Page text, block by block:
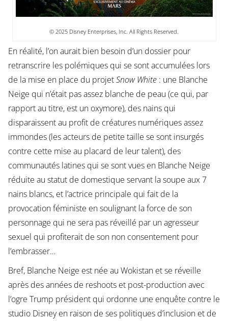
© 2025 Disney Enterprises, Inc. All Rights Reserved.
En réalité, l’on aurait bien besoin d’un dossier pour
retranscrire les polémiques qui se sont accumulées lors
de la mise en place du projetSnow White: une Blanche
Neige qui n’était pas assez blanche de peau (ce qui, par
rapport au titre, est un oxymore), des nains qui
disparaissent au profit de créatures numériques assez
immondes (les acteurs de petite taille se sont insurgés
contre cette mise au placard de leur talent), des
communautés latines qui se sont vues en Blanche Neige
réduite au statut de domestique servant la soupe aux 7
nains blancs, et l’actrice principale qui fait de la
provocation féministe en soulignant la force de son
personnage qui ne sera pas réveillé par un agresseur
sexuel qui profiterait de son non consentement pour
l’embrasser…
Bref, Blanche Neige est née au Wokistan et se réveille
après des années de reshoots et post-production avec
l’ogre Trump président qui ordonne une enquête contre le
studio Disney en raison de ses politiques d’inclusion et de